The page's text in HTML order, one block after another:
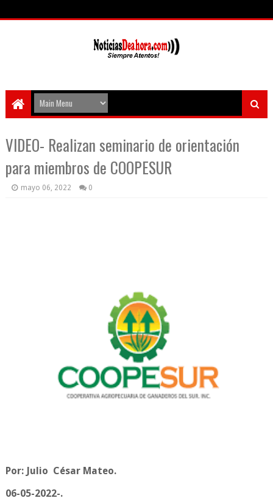
VIDEO- Realizan seminario de orientación
para miembros de COOPESUR
mayo 06, 2022 0
Por: Julio César Mateo.
06-05-2022-.